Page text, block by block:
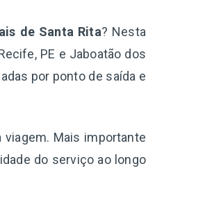
de Santa Rita? Nesta
PE e Jaboatão dos
por ponto de saída e
Mais importante
do serviço ao longo